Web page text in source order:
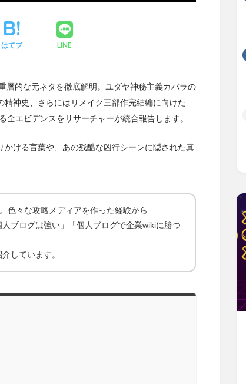
はてブ LINE
層的な元ネタを徹底解明。ユダヤ神秘主義カバラの
神史、さらにはリメイク三部作完結編に向けた
エビデンスをリサーチャーが統合報告します。
ける言葉や、あの残酷な凶行シーンに隠された真
色々な攻略メディアを作った経験から
ブログは強い」「個人ブログで企業wikiに勝つ
しています。